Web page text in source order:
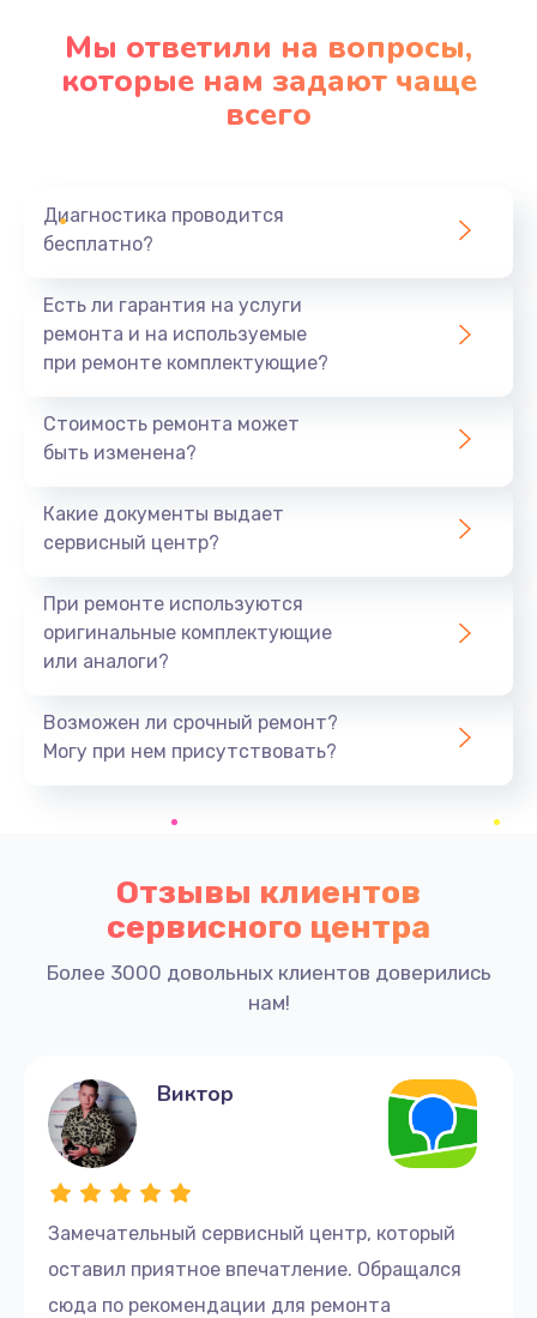
Мы ответили на вопросы,
которые нам задают чаще
всего
Диагностика проводится
бесплатно?
Есть ли гарантия на услуги
ремонта и на используемые
при ремонте комплектующие?
Стоимость ремонта может
быть изменена?
Какие документы выдает
сервисный центр?
При ремонте используются
оригинальные комплектующие
или аналоги?
Возможен ли срочный ремонт?
Могу при нем присутствовать?
Отзывы клиентов
сервисного центра
Более 3000 довольных клиентов доверились
нам!
Замечательный сервисный центр, который
оставил приятное впечатление. Обращался
сюда по рекомендации для ремонта
Виктор